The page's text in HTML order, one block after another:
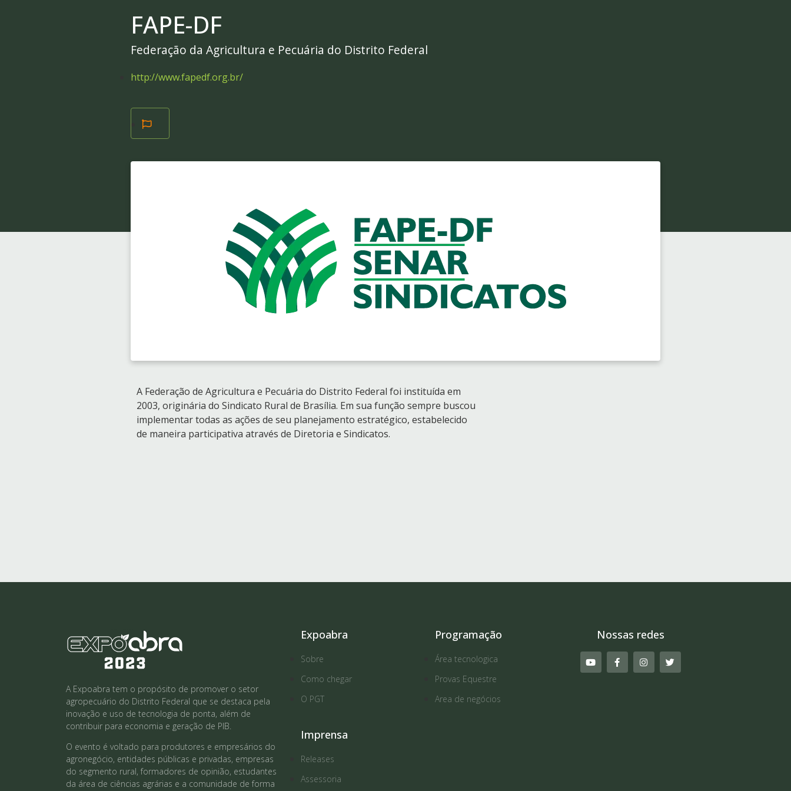
FAPE-DF
Federação da Agricultura e Pecuária do Distrito Federal
http://www.fapedf.org.br/
A Federação de Agricultura e Pecuária do Distrito Federal foi instituída em
2003, originária do Sindicato Rural de Brasília. Em sua função sempre buscou
implementar todas as ações de seu planejamento estratégico, estabelecido
de maneira participativa através de Diretoria e Sindicatos.
A Expoabra tem o propósito de promover o setor
agropecuário do Distrito Federal que se destaca pela
inovação e uso de tecnologia de ponta, além de
contribuir para economia e geração de PIB.
O evento é voltado para produtores e empresários do
agronegócio, entidades públicas e privadas, empresas
do segmento rural, formadores de opinião, estudantes
da área de ciências agrárias e a comunidade de forma
Expoabra
Sobre
Como chegar
O PGT
Imprensa
Releases
Assessoria
Programação
Área tecnologica
Provas Equestre
Area de negócios
Nossas redes